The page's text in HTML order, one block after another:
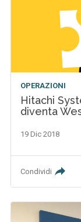
OPERAZIONI
Hitachi
diventa
19 Dic 2018
Condividi